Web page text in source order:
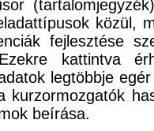
közül,
fejlesztése
kattintva
legtöbbje
kurzormozgatók
beírása.